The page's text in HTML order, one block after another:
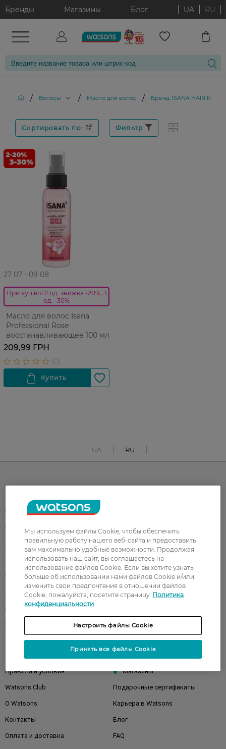
Бренды Магазины Блог UA RU
/ Волосы / Масло для волос / Бренд: ISANA HAIR
Сортировать по: Фильтр
27 07 - 09 08
При купівлі 2 од. знижка -20%, 3
од. -30%
Масло для волос Isana
Professional Rose
восстанавливающее 100 мл
209,99 ГРН
UA RU
Корейская косметика
Здоровье
Акции Макияж
Лицо Тело
Подарки Детям
Аксессуары
Правила и условия Магазины
Watsons Club Подарочные сертификаты
О Watsons Карьера в Watsons
Контакты Блог
Оплата и доставка FAQ
Мы используем файлы Cookie, чтобы обеспечить
правильную работу нашего веб-сайта и предоставить
вам максимально удобные возможности. Продолжая
использовать наш сайт, вы соглашаетесь на
использование файлов Cookie. Если вы хотите узнать
больше об использовании нами файлов Cookie и/или
изменить свои предпочтения в отношении файлов
Cookie, пожалуйста, посетите страницу Политика
конфиденциальности
Настроить файлы Cookie
Принять все файлы Cookie